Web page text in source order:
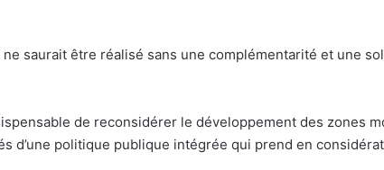
saurait être réalisé sans une complémentarité et une
de reconsidérer le développement des zones
d’une politique publique intégrée qui prend en